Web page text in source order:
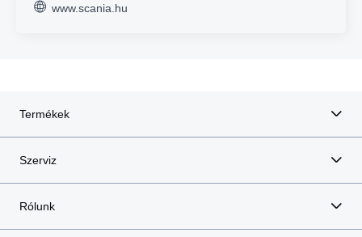
www.scania.hu
Termékek
Szerviz
Rólunk